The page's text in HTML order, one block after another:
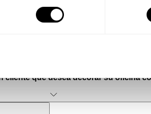
de madera?
que desea decorar su oficina